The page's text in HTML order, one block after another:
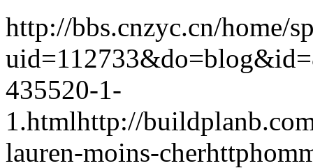
http://bbs.cnzyc.cn/home/
435520-1-
1.htmlhttp://
lauren-moins-